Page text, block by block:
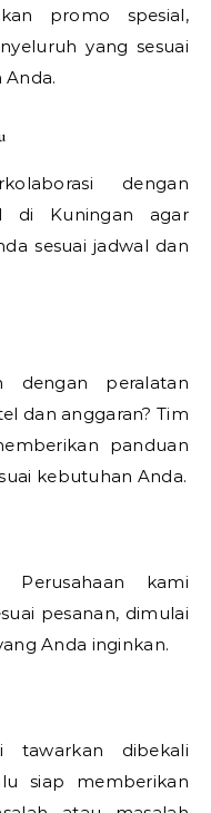
promo spesial,
yang sesuai
dengan
di Kuningan agar
sesuai jadwal dan
dengan peralatan
dan anggaran? Tim
panduan
kebutuhan Anda.
Perusahaan kami
pesanan, dimulai
Anda inginkan.
tawarkan dibekali
siap memberikan